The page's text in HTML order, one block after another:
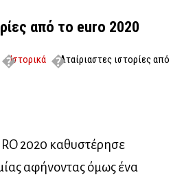
από το euro 2020
Ιστορικά
Αταίριαστες ιστορίες από
2020 καθυστέρησε
αφήνοντας όμως ένα